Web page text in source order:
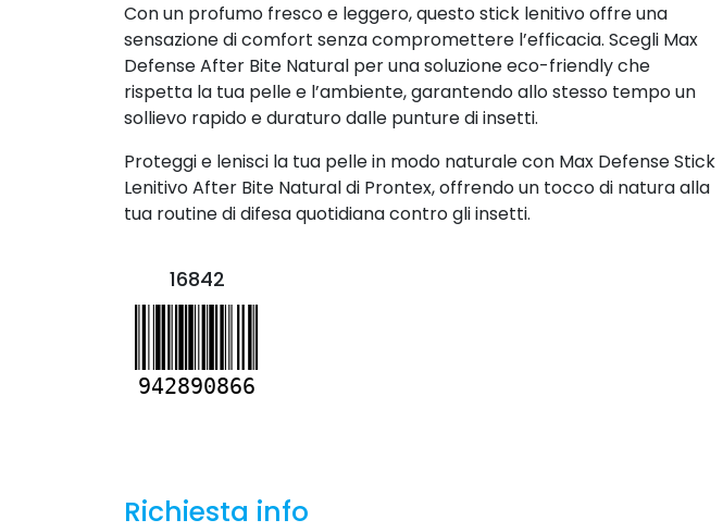
Con un profumo fresco e leggero, questo stick lenitivo offre una
sensazione di comfort senza compromettere l’efficacia. Scegli Max
Defense After Bite Natural per una soluzione eco-friendly che
rispetta la tua pelle e l’ambiente, garantendo allo stesso tempo un
sollievo rapido e duraturo dalle punture di insetti.
Proteggi e lenisci la tua pelle in modo naturale con Max Defense Stick
Lenitivo After Bite Natural di Prontex, offrendo un tocco di natura alla
tua routine di difesa quotidiana contro gli insetti.
16842
942890866
Richiesta info